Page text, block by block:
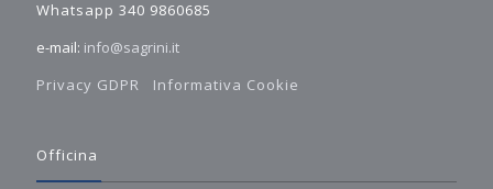
Whatsapp 340 9860685
e-mail: info@sagrini.it
Privacy GDPR
Informativa Cookie
Officina